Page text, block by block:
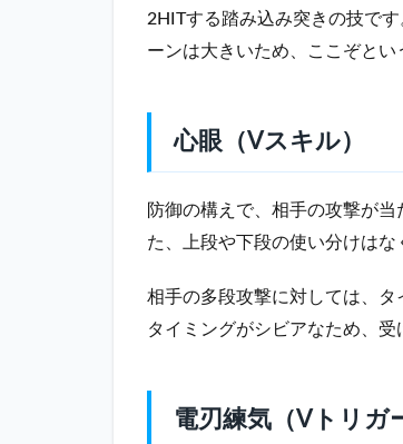
トリ
ガ
ー）
撃
ーサ
ル）
波動
拳
2.9
2HITする踏み込み突きの技で
ーンは大きいため、ここぞとい
心眼（Vスキル）
防御の構えで、相手の攻撃が
た、上段や下段の使い分けはな
相手の多段攻撃に対しては、タ
タイミングがシビアなため、受
電刃練気（Vトリガ